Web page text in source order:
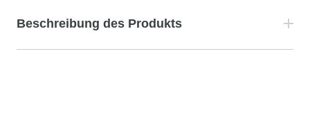
Beschreibung des Produkts